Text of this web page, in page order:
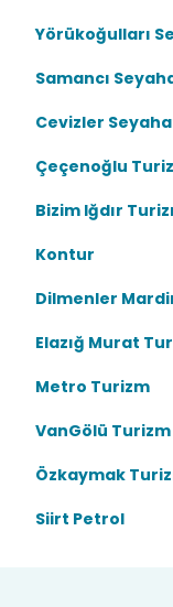
Yörükoğulları
Samancı
Cevizler
Çeçenoğlu
Bizim Iğdır
Kontur
Dilmenler
Elazığ Murat
Metro Turizm
VanGölü Turizm
Özkaymak
Siirt Petrol